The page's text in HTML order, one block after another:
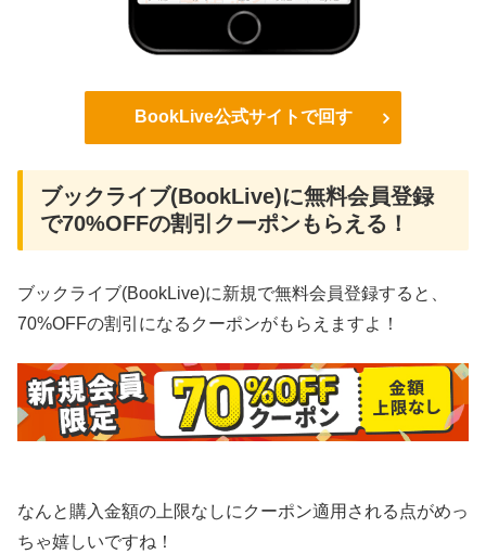
BookLive公式サイトで回す
ブックライブ(BookLive)に無料会員登録
で70%OFFの割引クーポンもらえる！
ブックライブ(BookLive)に新規で無料会員登録すると、
70%OFFの割引になるクーポンがもらえますよ！
なんと購入金額の上限なしにクーポン適用される点がめっ
ちゃ嬉しいですね！